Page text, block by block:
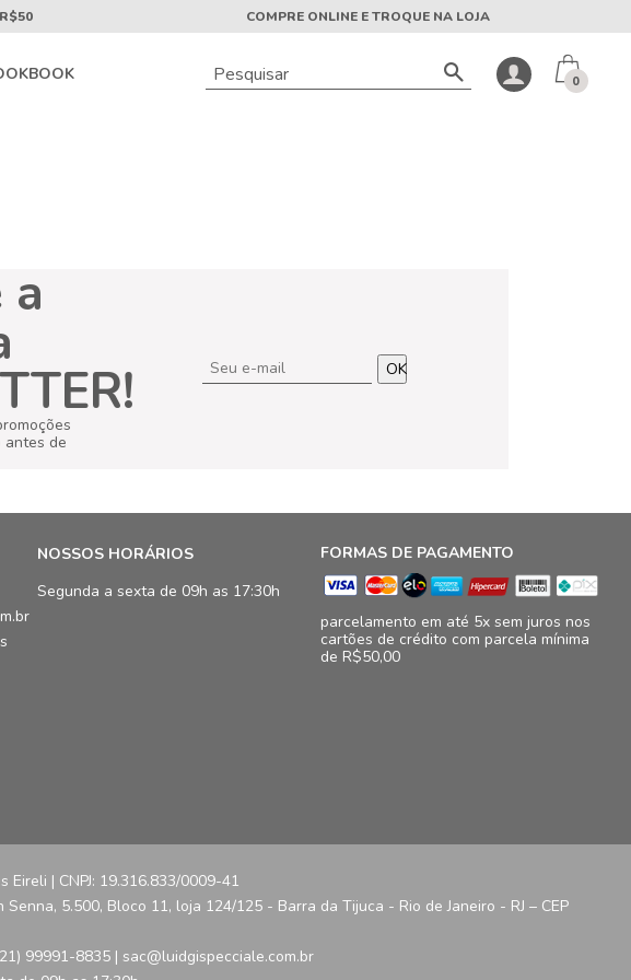
COMPRE ONLINE E TROQUE NA LOJA
0
a
antes de
OK
NOSSOS HORÁRIOS
Segunda a sexta de 09h as 17:30h
FORMAS DE PAGAMENTO
parcelamento em até 5x sem juros nos
cartões de crédito com parcela mínima
de R$50,00
Eireli | CNPJ: 19.316.833/0009-41
5.500, Bloco 11, loja 124/125 - Barra da Tijuca - Rio de Janeiro - RJ – CEP
99991-8835 | sac@luidgispecciale.com.br